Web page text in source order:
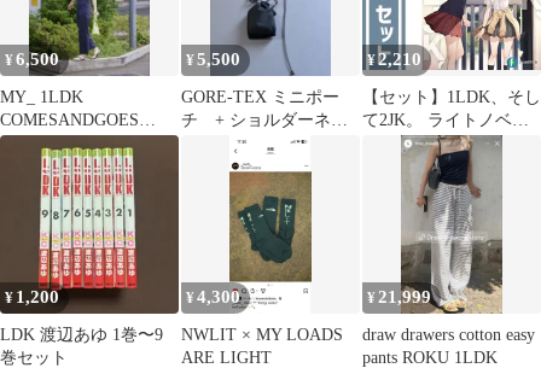
¥6,500
MY_ 1LDK
COMESANDGOES
LINEN WOOL バケット
ハット
¥5,500
GORE-TEX ミニポー
チ + ショルダーネッ
クストラップ
¥ 2,210
【セット】1LDK、そし
て2JK。 ライトノベル
1-4巻セット [Paperback
Bunko] 福山陽士 and シ
¥ 1,200
LDK 渡辺あゆ 1巻〜9
巻セット
¥4,300
NWLIT × MY LOADS
ARE LIGHT
¥ 21,999
draw drawers cotton easy
pants ROKU 1LDK